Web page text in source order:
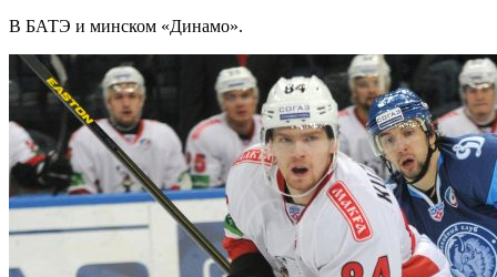
В БАТЭ и минском «Динамо».